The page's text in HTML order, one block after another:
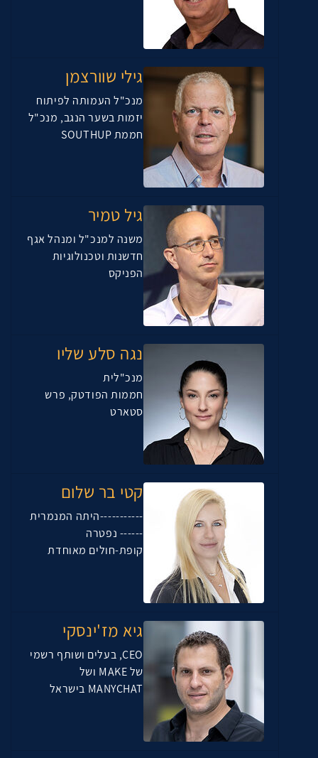
גילי שוורצמן
מנכ"ל העמותה לפיתוח
יזמות בשער הנגב, מנכ"ל
חממת SOUTHUP
גיל טמיר
משנה למנכ"ל ומנהל אגף
חדשנות וטכנולוגיות
הפניקס
נגה סלע שליו
מנכ"לית
חממות הפודטק, פרש
סטארט
קטי בר שלום
-----------היתה המנמרית
------ נפטרה
קופת-חולים מאוחדת
גיא מז'ינסקי
CEO, בעלים ושותף רשמי
של MAKE ושל
MANYCHAT בישראל